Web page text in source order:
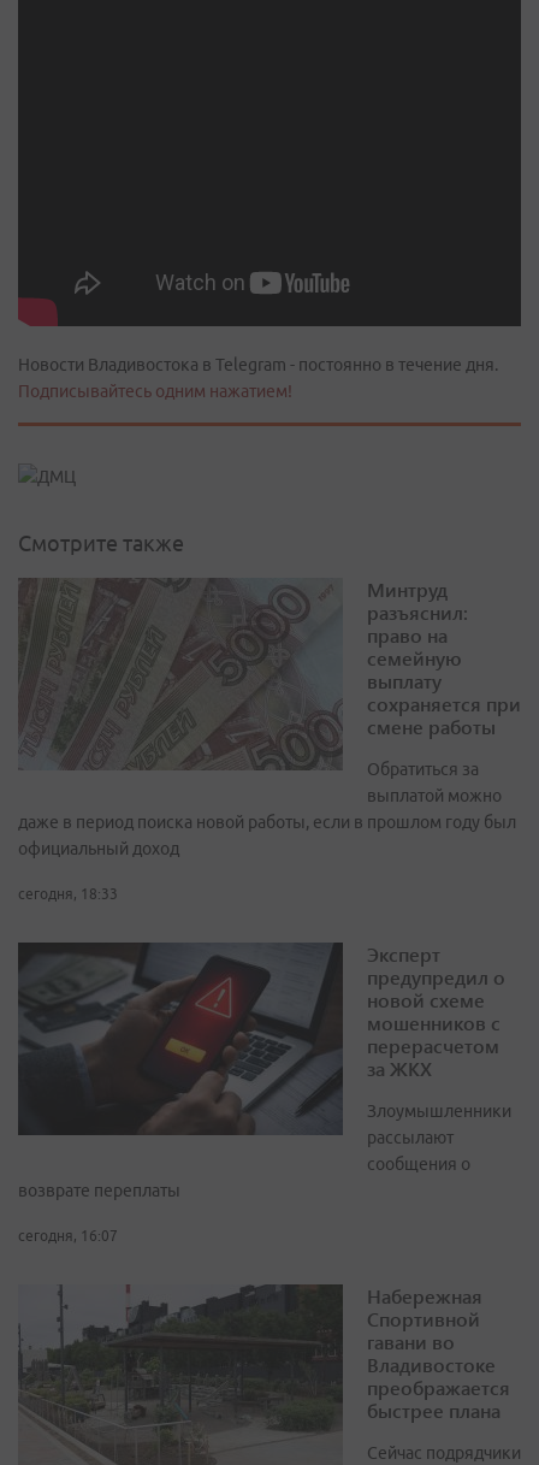
Новости Владивостока в Telegram - постоянно в течение дня.
Подписывайтесь одним нажатием!
Смотрите также
Минтруд
разъяснил:
право на
семейную
выплату
сохраняется при
смене работы
Обратиться за
выплатой можно
даже в период поиска новой работы, если в прошлом году был
официальный доход
сегодня, 18:33
Эксперт
предупредил о
новой схеме
мошенников с
перерасчетом
за ЖКХ
Злоумышленники
рассылают
сообщения о
возврате переплаты
сегодня, 16:07
Набережная
Спортивной
гавани во
Владивостоке
преображается
быстрее плана
Сейчас подрядчики